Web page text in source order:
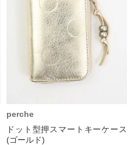
perche
ドット型押スマートキーケース
(ゴールド)